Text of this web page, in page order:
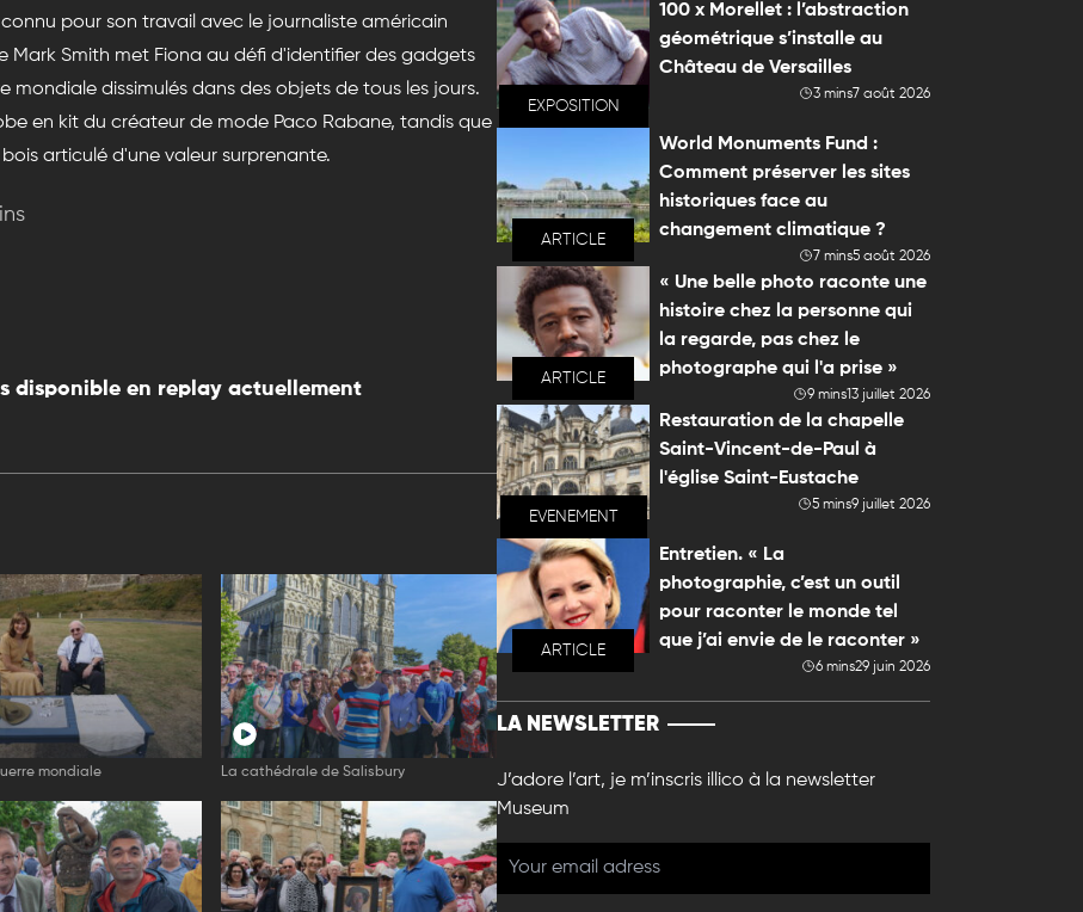
pour son travail avec le journaliste américain
Mark Smith met Fiona au défi d'identifier des gadgets
mondiale dissimulés dans des objets de tous les jours.
en kit du créateur de mode Paco Rabane, tandis que
articulé d'une valeur surprenante.
disponible en replay actuellement
mondiale La cathédrale de Salisbury
EXPOSITION
100 x Morellet : l’abstraction
géométrique s’installe au
Château de Versailles
3 mins7 août 2026
ARTICLE
World Monuments Fund :
Comment préserver les sites
historiques face au
changement climatique ?
7 mins5 août 2026
ARTICLE
« Une belle photo raconte une
histoire chez la personne qui
la regarde, pas chez le
photographe qui l'a prise »
9 mins13 juillet 2026
EVENEMENT
Restauration de la chapelle
Saint-Vincent-de-Paul à
l'église Saint-Eustache
5 mins9 juillet 2026
ARTICLE
Entretien. « La
photographie, c’est un outil
pour raconter le monde tel
que j’ai envie de le raconter »
6 mins29 juin 2026
LA NEWSLETTER
J’adore l’art, je m’inscris illico à la newsletter
Museum